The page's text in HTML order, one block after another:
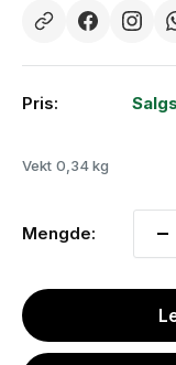
Pris:
Vekt 0,34 kg
Mengde: